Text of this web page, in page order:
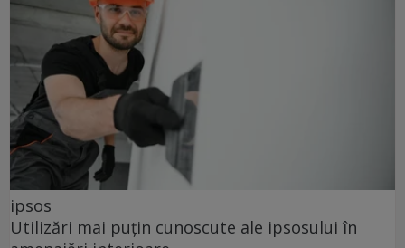
ipsos
Utilizări mai puțin cunoscute ale ipsosului în